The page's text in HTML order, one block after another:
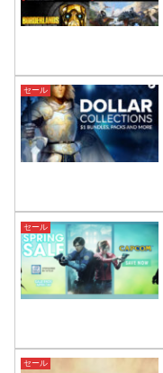
セール
セール
セール